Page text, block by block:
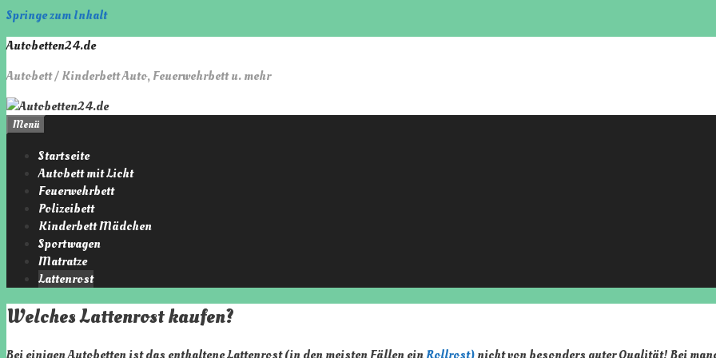
Springe zum Inhalt
Autobetten24.de
Autobett / Kinderbett Auto, Feuerwehrbett u. mehr
Menü
Startseite
Autobett mit Licht
Feuerwehrbett
Polizeibett
Kinderbett Mädchen
Sportwagen
Matratze
Lattenrost
Welches Lattenrost kaufen?